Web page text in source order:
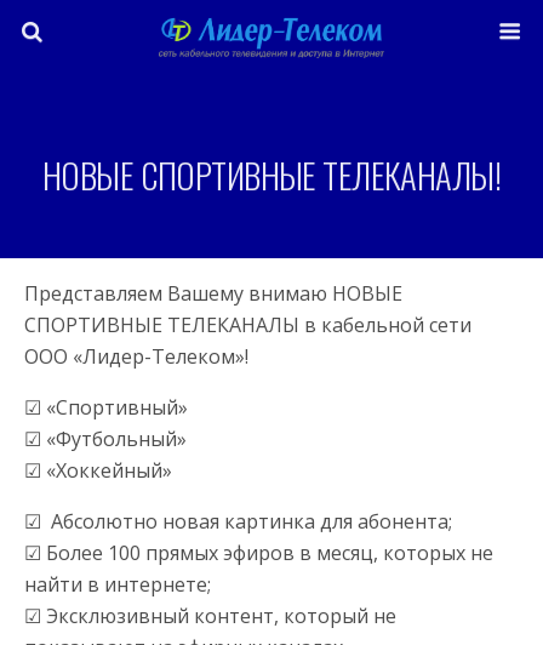
НОВЫЕ СПОРТИВНЫЕ ТЕЛЕКАНАЛЫ!
Представляем Вашему внимаю НОВЫЕ
СПОРТИВНЫЕ ТЕЛЕКАНАЛЫ в кабельной сети
ООО «Лидер-Телеком»!
☑ «Спортивный»
☑ «Футбольный»
☑ «Хоккейный»
☑ Абсолютно новая картинка для абонента;
☑ Более 100 прямых эфиров в месяц, которых не
найти в интернете;
☑ Эксклюзивный контент, который не